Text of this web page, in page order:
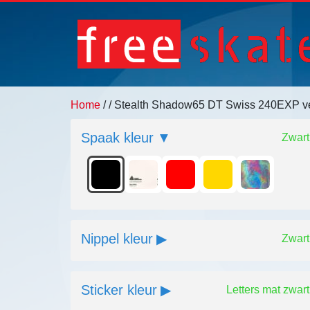
Home // Stealth Shadow65 DT Swiss 240EXP
Spaak kleur Zwart
Nippel kleur Zwart
Sticker kleur Letters mat zwart